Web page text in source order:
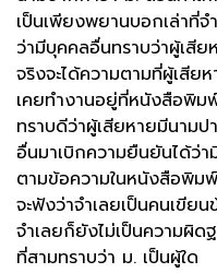
เป็นเพียงพยานบอกเล่าที่
ว่ามีบุคคลอื่นทราบว่าผู้เ
จริงจะได้ความตามที่ผู้เสีย
เคยทำงานอยู่ที่หนังสือพิ
ทราบดีว่าผู้เสียหายมีนาม
อื่นมาเบิกความยืนยันได้ว่
ตามข้อความในหนังสือพิ
จะฟังว่าจำเลยเป็นคนเขี
จำเลยก็ยังไม่เป็นความผิด
ที่สามทราบว่า ม. เป็นผู้ใด